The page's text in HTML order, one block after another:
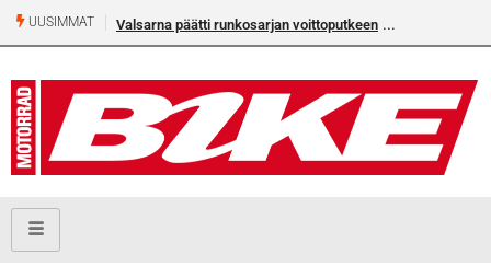
UUSIMMAT Valsarna päätti runkosarjan voittoputkeen